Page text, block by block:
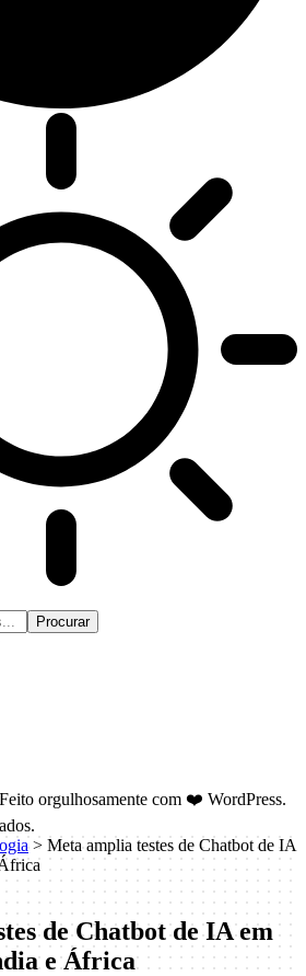
orgulhosamente com ❤️ WordPress.
> Meta amplia testes de Chatbot de IA
de Chatbot de IA em
e África